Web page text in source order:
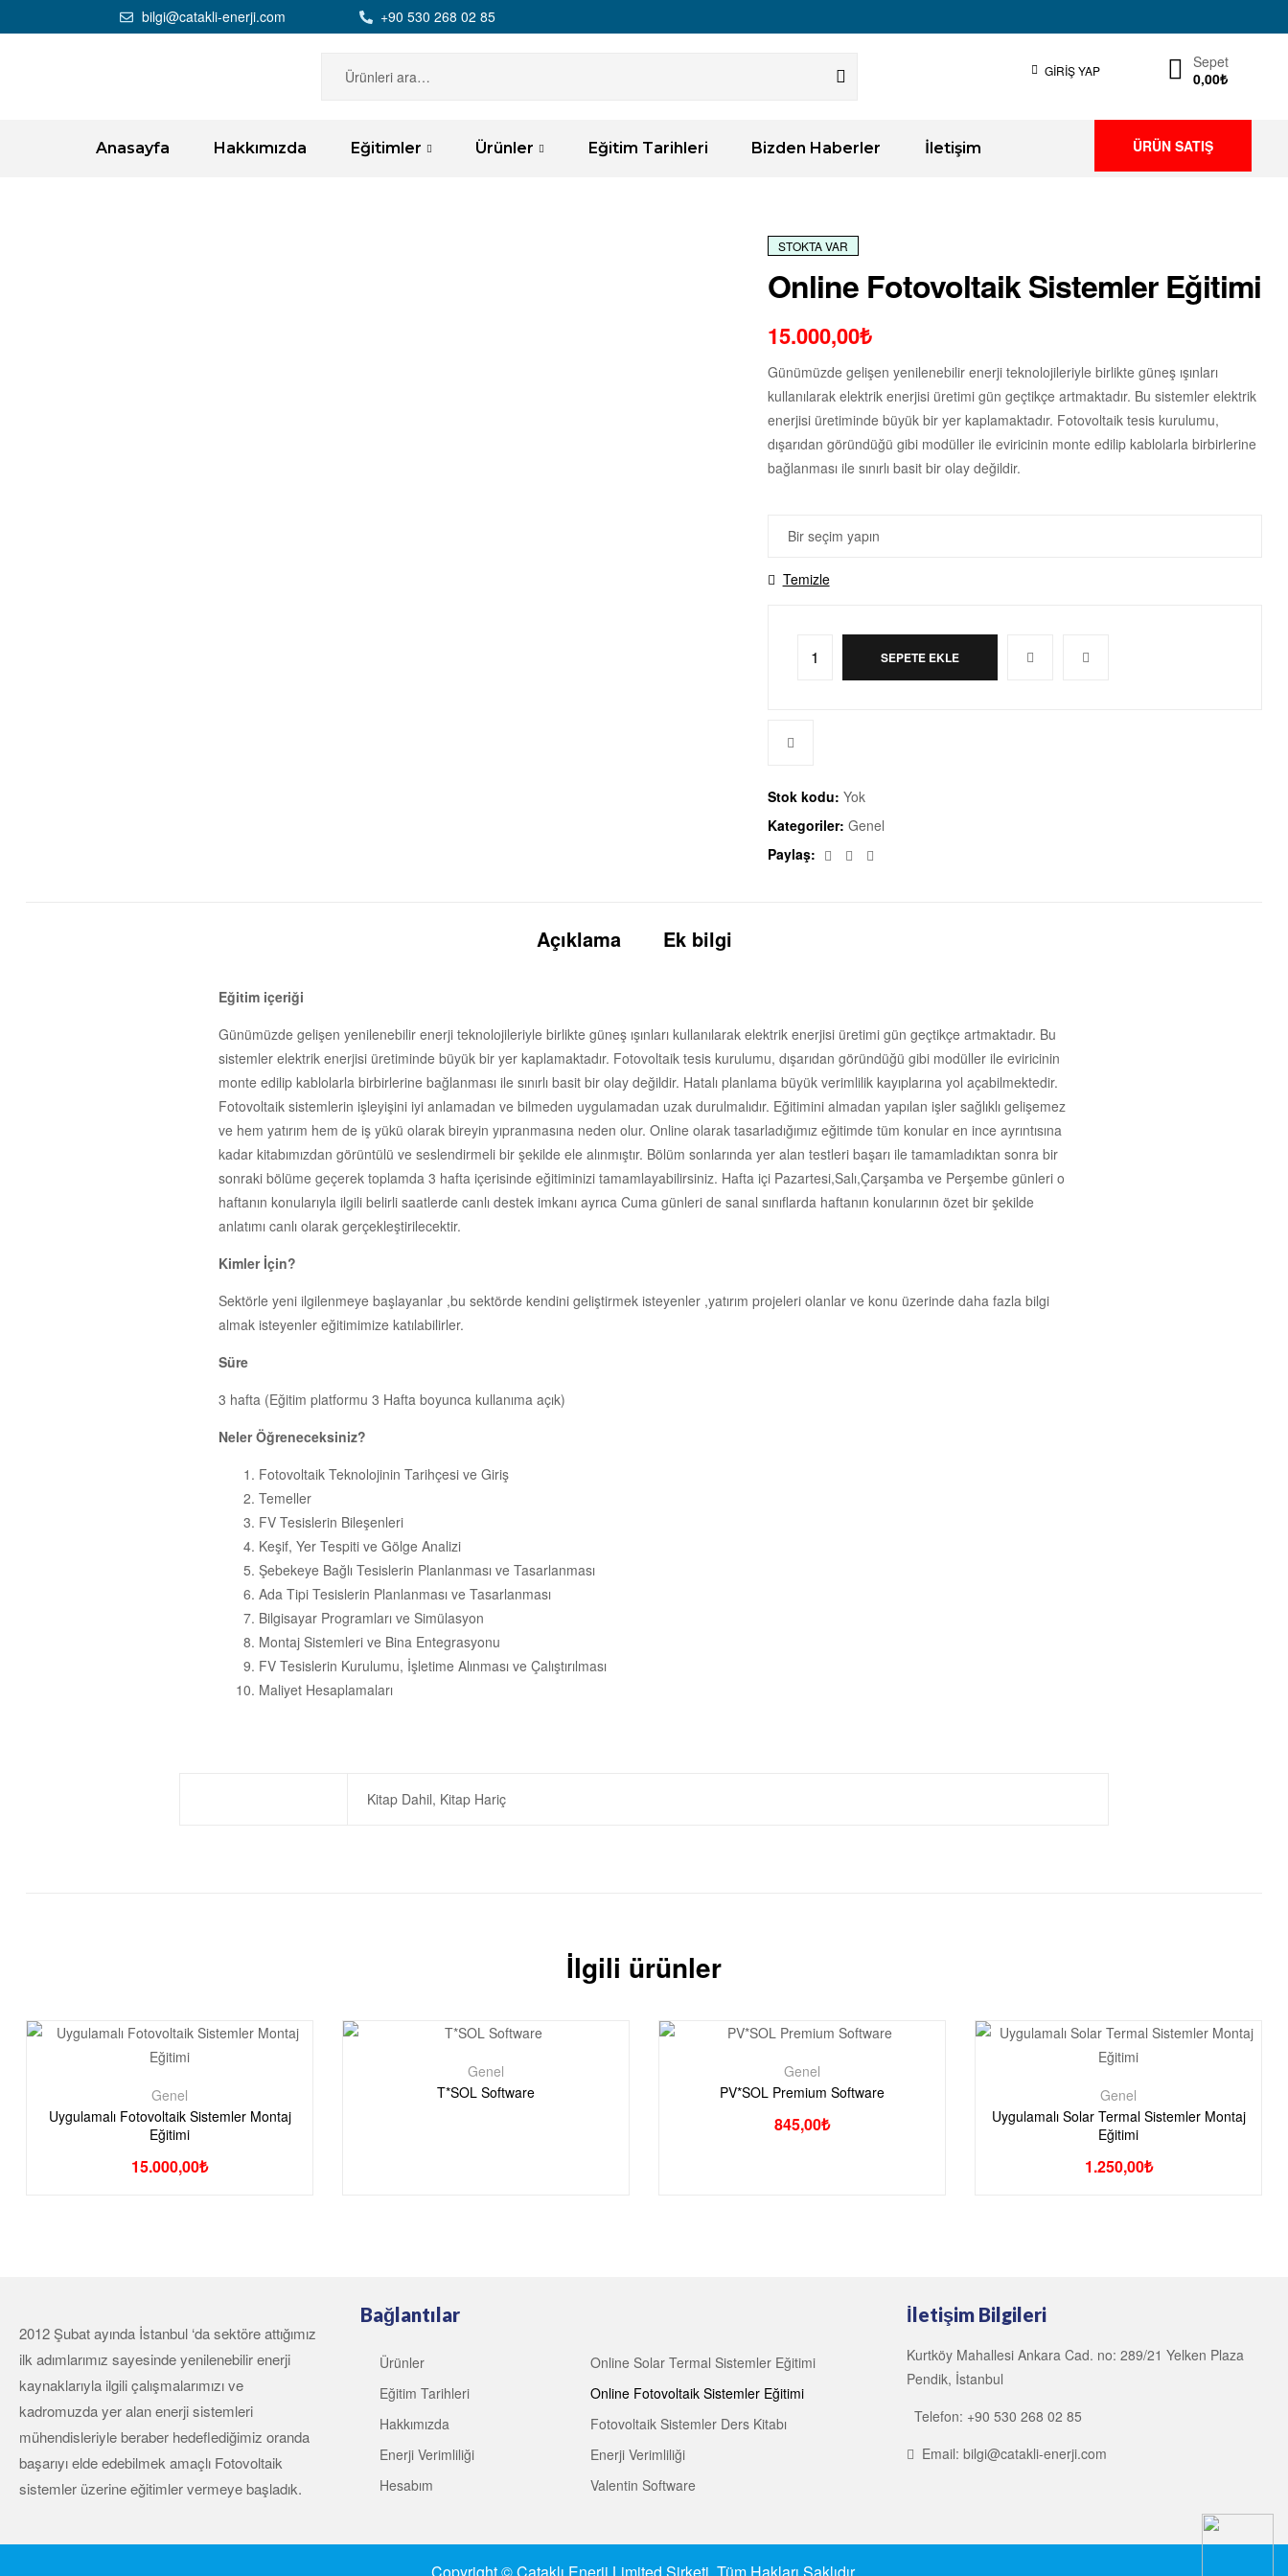
bilgi@catakli-enerji.com +90 530 268 02 85
GIRIŞ YAP
Sepet
0,00₺
Anasayfa Hakkımızda Eğitimler Ürünler Eğitim Tarihleri Bizden Haberler İletişim ÜRÜN SATIŞ
STOKTA VAR
Online Fotovoltaik Sistemler Eğitimi
15.000,00₺
Günümüzde gelişen yenilenebilir enerji teknolojileriyle birlikte güneş ışınları
kullanılarak elektrik enerjisi üretimi gün geçtikçe artmaktadır. Bu sistemler elektrik
enerjisi üretiminde büyük bir yer kaplamaktadır. Fotovoltaik tesis kurulumu,
dışarıdan göründüğü gibi modüller ile eviricinin monte edilip kablolarla birbirlerine
bağlanması ile sınırlı basit bir olay değildir.
Temizle
SEPETE EKLE
Stok kodu: Yok
Kategoriler: Genel
Paylaş:
Facebook
Twitter
Açıklama Ek bilgi
Eğitim içeriği
Günümüzde gelişen yenilenebilir enerji teknolojileriyle birlikte güneş ışınları kullanılarak elektrik enerjisi üretimi gün geçtikçe artmaktadır. Bu
sistemler elektrik enerjisi üretiminde büyük bir yer kaplamaktadır. Fotovoltaik tesis kurulumu, dışarıdan göründüğü gibi modüller ile eviricinin
monte edilip kablolarla birbirlerine bağlanması ile sınırlı basit bir olay değildir. Hatalı planlama büyük verimlilik kayıplarına yol açabilmektedir.
Fotovoltaik sistemlerin işleyişini iyi anlamadan ve bilmeden uygulamadan uzak durulmalıdır. Eğitimini almadan yapılan işler sağlıklı gelişemez
ve hem yatırım hem de iş yükü olarak bireyin yıpranmasına neden olur. Online olarak tasarladığımız eğitimde tüm konular en ince ayrıntısına
kadar kitabımızdan görüntülü ve seslendirmeli bir şekilde ele alınmıştır. Bölüm sonlarında yer alan testleri başarı ile tamamladıktan sonra bir
sonraki bölüme geçerek toplamda 3 hafta içerisinde eğitiminizi tamamlayabilirsiniz. Hafta içi Pazartesi,Salı,Çarşamba ve Perşembe günleri o
haftanın konularıyla ilgili belirli saatlerde canlı destek imkanı ayrıca Cuma günleri de sanal sınıflarda haftanın konularının özet bir şekilde
anlatımı canlı olarak gerçekleştirilecektir.
Kimler İçin?
Sektörle yeni ilgilenmeye başlayanlar ,bu sektörde kendini geliştirmek isteyenler ,yatırım projeleri olanlar ve konu üzerinde daha fazla bilgi
almak isteyenler eğitimimize katılabilirler.
Süre
3 hafta (Eğitim platformu 3 Hafta boyunca kullanıma açık)
Neler Öğreneceksiniz?
Fotovoltaik Teknolojinin Tarihçesi ve Giriş
Temeller
FV Tesislerin Bileşenleri
Keşif, Yer Tespiti ve Gölge Analizi
Şebekeye Bağlı Tesislerin Planlanması ve Tasarlanması
Ada Tipi Tesislerin Planlanması ve Tasarlanması
Bilgisayar Programları ve Simülasyon
Montaj Sistemleri ve Bina Entegrasyonu
FV Tesislerin Kurulumu, İşletime Alınması ve Çalıştırılması
Maliyet Hesaplamaları
Kitap Dahil, Kitap Hariç
İlgili ürünler
Genel
Uygulamalı Fotovoltaik Sistemler Montaj
Eğitimi
15.000,00₺
Genel
T*SOL Software
Genel
PV*SOL Premium Software
845,00₺
Genel
Uygulamalı Solar Termal Sistemler Montaj
Eğitimi
1.250,00₺
2012 Şubat ayında İstanbul ‘da sektöre attığımız
ilk adımlarımız sayesinde yenilenebilir enerji
kaynaklarıyla ilgili çalışmalarımızı ve
kadromuzda yer alan enerji sistemleri
mühendisleriyle beraber hedeflediğimiz oranda
başarıyı elde edebilmek amaçlı Fotovoltaik
sistemler üzerine eğitimler vermeye başladık.
Bağlantılar
Ürünler
Eğitim Tarihleri
Hakkımızda
Enerji Verimliliği
Hesabım
Online Solar Termal Sistemler Eğitimi
Online Fotovoltaik Sistemler Eğitimi
Fotovoltaik Sistemler Ders Kitabı
Enerji Verimliliği
Valentin Software
İletişim Bilgileri
Kurtköy Mahallesi Ankara Cad. no: 289/21 Yelken Plaza
Pendik, İstanbul
Telefon: +90 530 268 02 85
Email: bilgi@catakli-enerji.com
Copyright © Çataklı Enerji Limited Şirketi. Tüm Hakları Saklıdır.